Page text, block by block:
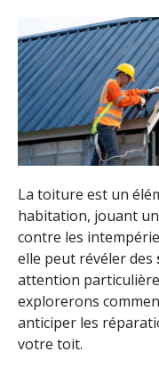
La toiture est un
habitation, jouant
contre les
elle peut révéler des
attention
explorerons
anticiper les
votre toit.